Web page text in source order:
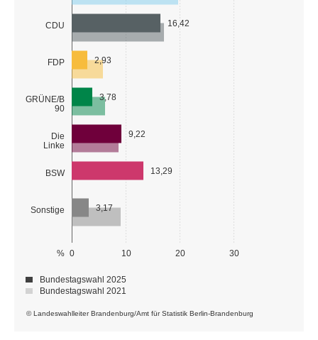
CDU
FDP
GRÜNE/B
90
Die
Linke
BSW
Sonstige
0 10 20 30
%
16,42
2,93
3,78
9,22
13,29
3,17
© Landeswahlleiter Brandenburg/Amt für Statistik Berlin-Brandenburg
Bundestagswahl 2025
Bundestagswahl 2021